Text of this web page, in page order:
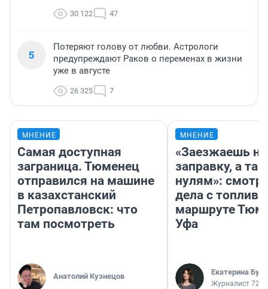
30 122 47
5
Потеряют голову от любви. Астрологи
предупреждают Раков о переменах в жизни
уже в августе
26 325 7
МНЕНИЕ
Самая доступная
заграница. Тюменец
отправился на машине
в казахстанский
Петропавловск: что
там посмотреть
Анатолий Кузнецов
МНЕНИЕ
«Заезжаешь на
заправку, а
нулям»:
дела с
маршруте
Уфа
Екатерина
Журналист